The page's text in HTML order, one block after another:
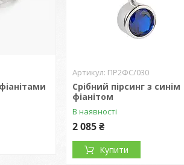
ПР2ФС/030
Срібний пірсинг з синім
фіанітом
В наявності
2 085 ₴
Купити